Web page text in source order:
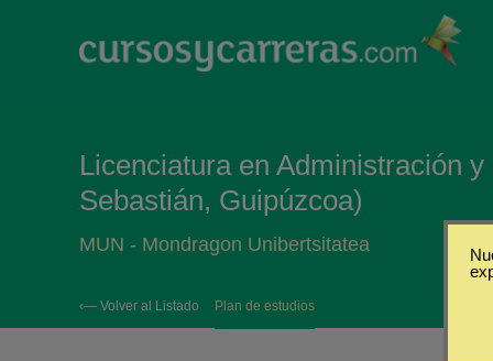
Licenciatura en Administración
Sebastián, Guipúzcoa)
MUN - Mondragon Unibertsitatea
‹— Volver al Listado Plan de estudios